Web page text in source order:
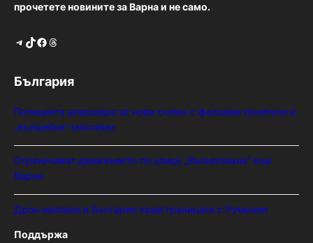
прочетете новините за Варна и не само.
Telegram TikTok Facebook Threads
България
Полицията алармира за нова схема с фалшиви лечители и
„вълшебни“ мехлеми
Ограничават движението по улица „Вълноломна“ във
Варна
Дрон навлезе в България край границата с Румъния
Поддържа